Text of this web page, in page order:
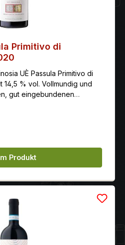
Primitivo di
UÈ Passula Primitivo di
14,5 % vol. Vollmundig und
gut eingebundenen
Aromen von
und süßlichen Gewürzen.
Produkt